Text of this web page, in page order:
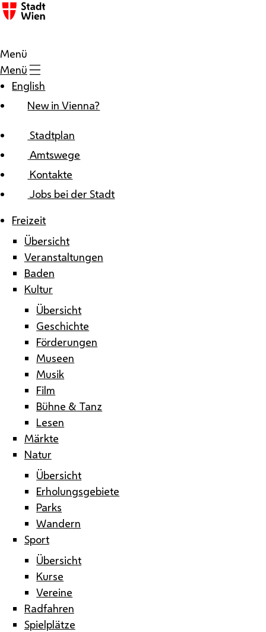
Zum Inhalt
Menü
Menü
English
New in Vienna?
Stadtplan
Amtswege
Kontakte
Jobs bei der Stadt
Freizeit
Übersicht
Veranstaltungen
Baden
Kultur
Übersicht
Geschichte
Förderungen
Museen
Musik
Film
Bühne & Tanz
Lesen
Märkte
Natur
Übersicht
Erholungsgebiete
Parks
Wandern
Sport
Übersicht
Kurse
Vereine
Radfahren
Spielplätze